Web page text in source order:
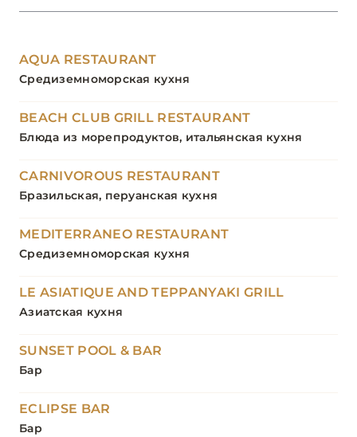
AQUA RESTAURANT
Средиземноморская кухня
BEACH CLUB GRILL RESTAURANT
Блюда из морепродуктов, итальянская кухня
CARNIVOROUS RESTAURANT
Бразильская, перуанская кухня
MEDITERRANEO RESTAURANT
Средиземноморская кухня
LE ASIATIQUE AND TEPPANYAKI GRILL
Азиатская кухня
SUNSET POOL & BAR
Бар
ECLIPSE BAR
Бар